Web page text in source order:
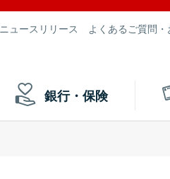
ニュースリリース よくあるご質問
銀行・保険